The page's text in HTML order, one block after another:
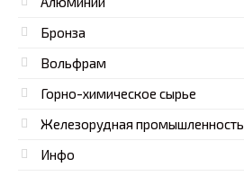
Бронза
Вольфрам
Горно-химическое сырье
Железорудная промышленность
Инфо